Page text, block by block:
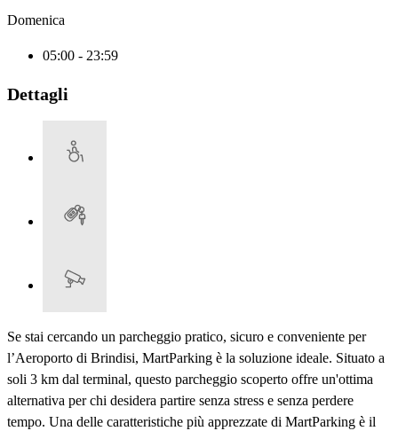
Domenica
05:00 - 23:59
Dettagli
Se stai cercando un parcheggio pratico, sicuro e conveniente per
l’Aeroporto di Brindisi, MartParking è la soluzione ideale. Situato a
soli 3 km dal terminal, questo parcheggio scoperto offre un'ottima
alternativa per chi desidera partire senza stress e senza perdere
tempo. Una delle caratteristiche più apprezzate di MartParking è il